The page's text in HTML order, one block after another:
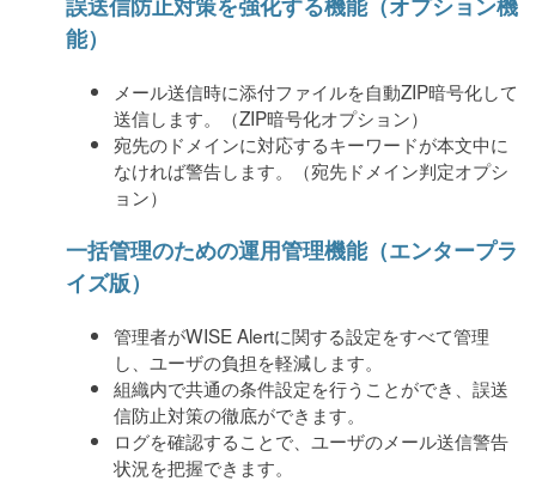
能）
メール送信時に添付ファイルを自動ZIP暗号化して
送信します。（ZIP暗号化オプション）
宛先のドメインに対応するキーワードが本文中に
なければ警告します。（宛先ドメイン判定オプシ
ョン）
一括管理のための運用管理機能（エンタープラ
イズ版）
管理者がWISE Alertに関する設定をすべて管理
し、ユーザの負担を軽減します。
組織内で共通の条件設定を行うことができ、誤送
信防止対策の徹底ができます。
ログを確認することで、ユーザのメール送信警告
状況を把握できます。